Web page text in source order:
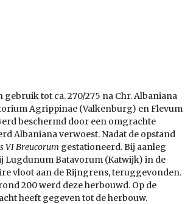
tot ca. 270/275 na Chr. Albaniana
Agrippinae (Valkenburg) en Flevum
beschermd door een omgrachte
Albaniana verwoest. Nadat de opstand
VI Breucorum gestationeerd. Bij aanleg
Lugdunum Batavorum (Katwijk) in de
vloot aan de Rijngrens, teruggevonden.
200 werd deze herbouwd. Op de
heeft gegeven tot de herbouw.